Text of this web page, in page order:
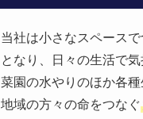
当社は小さなスペース
となり、日々の生活で
菜園の水やりのほか各
地域の方々の命をつなぐ